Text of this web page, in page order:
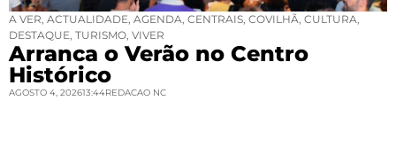
A VER ACTUALIDADE AGENDA CENTRAIS COVILHÃ CULTURA
DESTAQUE TURISMO VIVER
Arranca o Verão no Centro
Histórico
AGOSTO 4, 202613:44REDACAO NC